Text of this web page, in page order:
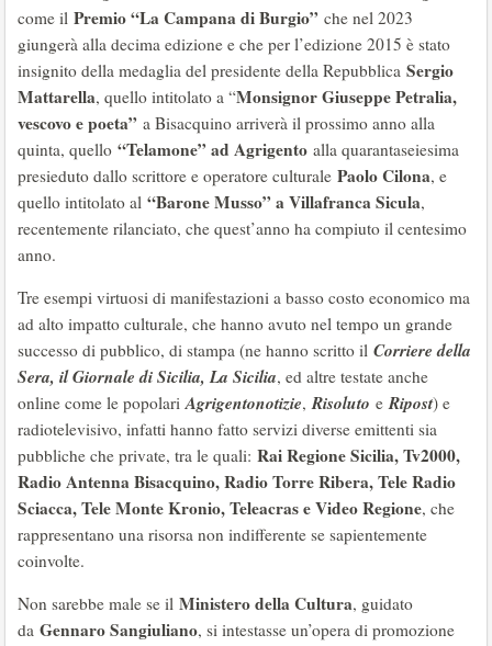
come il Premio “La Campana di Burgio” che nel 2023
giungerà alla decima edizione e che per l’edizione 2015 è stato
insignito della medaglia del presidente della Repubblica Sergio
Mattarella, quello intitolato a “Monsignor Giuseppe Petralia,
vescovo e poeta” a Bisacquino arriverà il prossimo anno alla
quinta, quello “Telamone” ad Agrigento alla quarantaseiesima
presieduto dallo scrittore e operatore culturale Paolo Cilona, e
quello intitolato al “Barone Musso” a Villafranca Sicula,
recentemente rilanciato, che quest’anno ha compiuto il centesimo
anno.
Tre esempi virtuosi di manifestazioni a basso costo economico ma
ad alto impatto culturale, che hanno avuto nel tempo un grande
successo di pubblico, di stampa (ne hanno scritto il Corriere della
Sera, il Giornale di Sicilia, La Sicilia, ed altre testate anche
online come le popolariAgrigentonotizie,Risoluto eRipost) e
radiotelevisivo, infatti hanno fatto servizi diverse emittenti sia
pubbliche che private, tra le quali: Rai Regione Sicilia, Tv2000,
Radio Antenna Bisacquino, Radio Torre Ribera, Tele Radio
Sciacca, Tele Monte Kronio, Teleacras e Video Regione, che
rappresentano una risorsa non indifferente se sapientemente
coinvolte.
Non sarebbe male se il Ministero della Cultura, guidato
da Gennaro Sangiuliano, si intestasse un’opera di promozione